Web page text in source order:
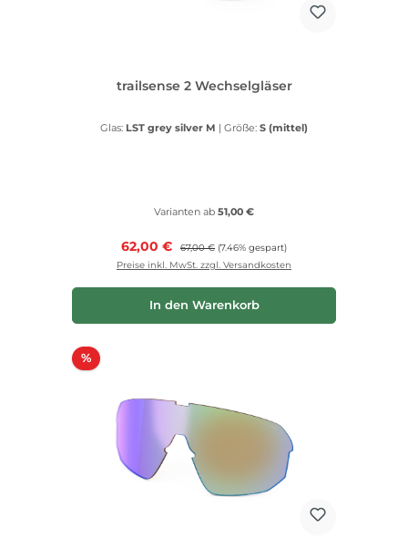
trailsense 2 Wechselgläser
Glas: LST grey silver M | Größe: S (mittel)
Varianten ab 51,00 €
Verkaufspreis:
62,00 € Regulärer Preis:
67,00 € (7.46% gespart)
Preise inkl. MwSt. zzgl. Versandkosten
In den Warenkorb
%Rabatt